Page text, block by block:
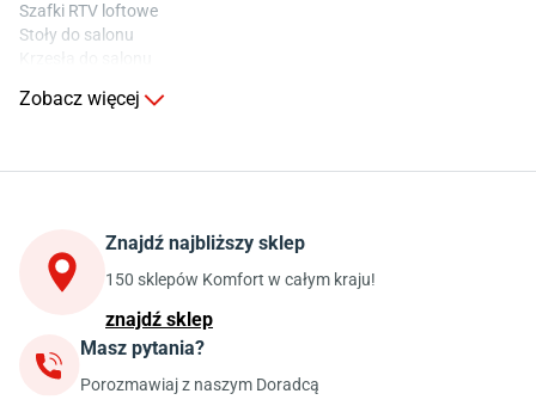
Szafki RTV loftowe
Stoły do salonu
Stoły do kuchni
Szafki kuchenne wiszące (górne)
Szafki pod zlewozmywak
Blaty kuchenne laminowane
Jadalnia
Stoły do jadalni
Zobacz więcej
Znajdź najbliższy sklep
150 sklepów Komfort w całym kraju!
znajdź sklep
Masz pytania?
Porozmawiaj z naszym Doradcą